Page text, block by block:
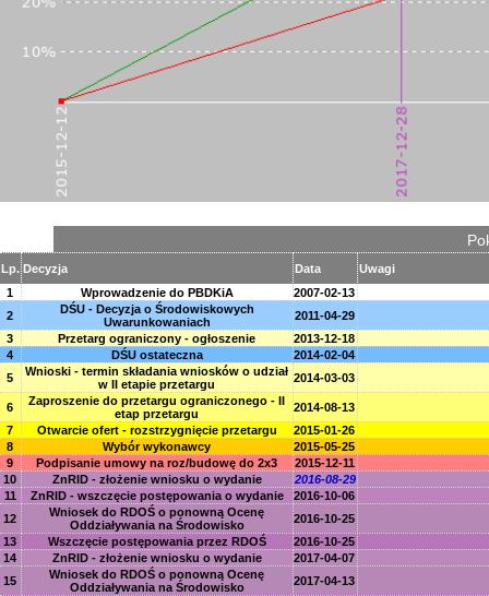
Lp. Decyzja Data
Uwagi
1
Wprowadzenie do PBDKiA
2007-02-13
2
DŚU - Decyzja o Środowiskowych
Uwarunkowaniach
2011-04-29
3
Przetarg ograniczony - ogłoszenie
2013-12-18
4
DŚU ostateczna
2014-02-04
5
Wnioski - termin składania wniosków o udział
w II etapie przetargu
2014-03-03
6
Zaproszenie do przetargu ograniczonego - II
etap przetargu
2014-08-13
7
Otwarcie ofert - rozstrzygnięcie przetargu
2015-01-26
8
Wybór wykonawcy
2015-05-25
9
Podpisanie umowy na roz/budowę do 2x3
2015-12-11
10
ZnRID - złożenie wniosku o wydanie
2016-08-29
11
ZnRID - wszczęcie postępowania o wydanie
2016-10-06
12
Wniosek do RDOŚ o ponowną Ocenę
Oddziaływania na Środowisko
2016-10-25
13
Wszczęcie postępowania przez RDOŚ
2016-10-25
14
ZnRID - złożenie wniosku o wydanie
2017-04-07
15
Wniosek do RDOŚ o ponowną Ocenę
Oddziaływania na Środowisko
2017-04-13